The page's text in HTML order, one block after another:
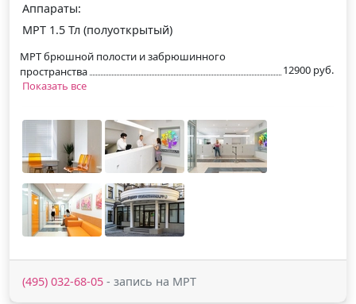
Аппараты:
МРТ 1.5 Тл (полуоткрытый)
МРТ брюшной полости и забрюшинного
пространства
12900 руб.
Показать все
(495) 032-68-05 - запись на МРТ